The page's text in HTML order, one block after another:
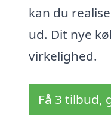
kan du
ud. Dit nye
virkelighed.
Få 3 tilbud,